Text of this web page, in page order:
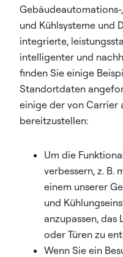
Gebäudeautomations-
und Kühlsysteme und
integrierte,
intelligenter und
finden Sie einige
Standortdaten
einige der von Carrier
bereitzustellen:
Um die
verbessern, z. B.
einem unserer
und
anzupassen,
oder Türen zu
Wenn Sie ein